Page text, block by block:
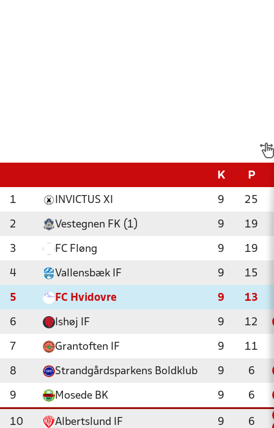
K P
1 INVICTUS XI 9 25
2 Vestegnen FK (1) 9 19
3 FC Fløng 9 19
4 Vallensbæk IF 9 15
5 FC Hvidovre 9 13
6 Ishøj IF 9 12
7 Grantoften IF 9 11
8 Strandgårdsparkens Boldklub 9 6
9 Mosede BK 9 6
10 Albertslund IF 9 6